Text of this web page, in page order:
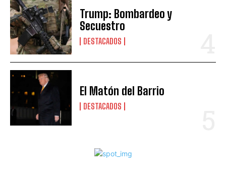
Trump: Bombardeo y
Secuestro
DESTACADOS
El Matón del Barrio
DESTACADOS